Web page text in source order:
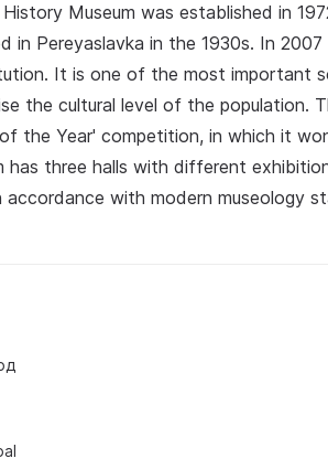
Museum was established in
Pereyaslavka in the 1930s. In
It is one of the most important
the cultural level of the population.
the Year' competition, in which it
has three halls with different
with modern museology